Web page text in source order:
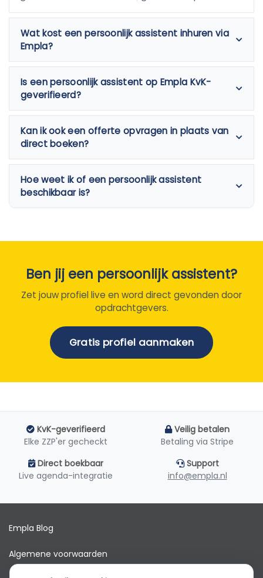
Wat kost een persoonlijk assistent inhuren via
Empla?
Is een persoonlijk assistent op Empla KvK-
geverifieerd?
Kan ik ook een offerte opvragen in plaats van
direct boeken?
Hoe weet ik of een persoonlijk assistent
beschikbaar is?
Ben jij een persoonlijk assistent?
Zet jouw profiel live en word direct gevonden door
opdrachtgevers.
Gratis profiel aanmaken
KvK-geverifieerd
Elke ZZP'er gecheckt
Veilig betalen
Betaling via Stripe
Direct boekbaar
Live agenda-integratie
Support
info@empla.nl
Empla Blog
Algemene voorwaarden